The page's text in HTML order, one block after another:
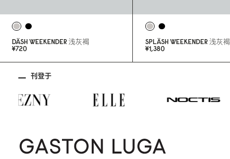
DÄSH WEEKENDER浅灰褐
¥720
SPLÄSH WEEKENDER浅灰褐
¥1,380
刊登于